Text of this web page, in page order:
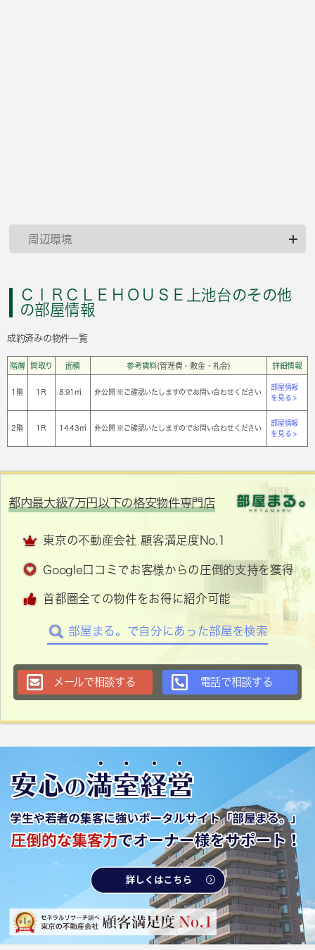
周辺環境
ＣＩＲＣＬＥＨＯＵＳＥ上池台のその他
の部屋情報
成約済みの物件一覧
階層 間取り 面積 参考賃料(管理費・敷金・礼金) 詳細情報
1階 1Ｒ 8.91㎡ 非公開 ※ご確認いたしますのでお問い合わせください
部屋情報
を見る >
2階 1Ｒ 14.43㎡ 非公開 ※ご確認いたしますのでお問い合わせください
部屋情報
を見る >
都内最大級7万円以下の格安物件専門店
東京の不動産会社 顧客満足度No.1
Google口コミでお客様からの圧倒的支持を獲得
首都圏全ての物件をお得に紹介可能
部屋まる。で自分にあった部屋を検索
メールで相談する 電話で相談する